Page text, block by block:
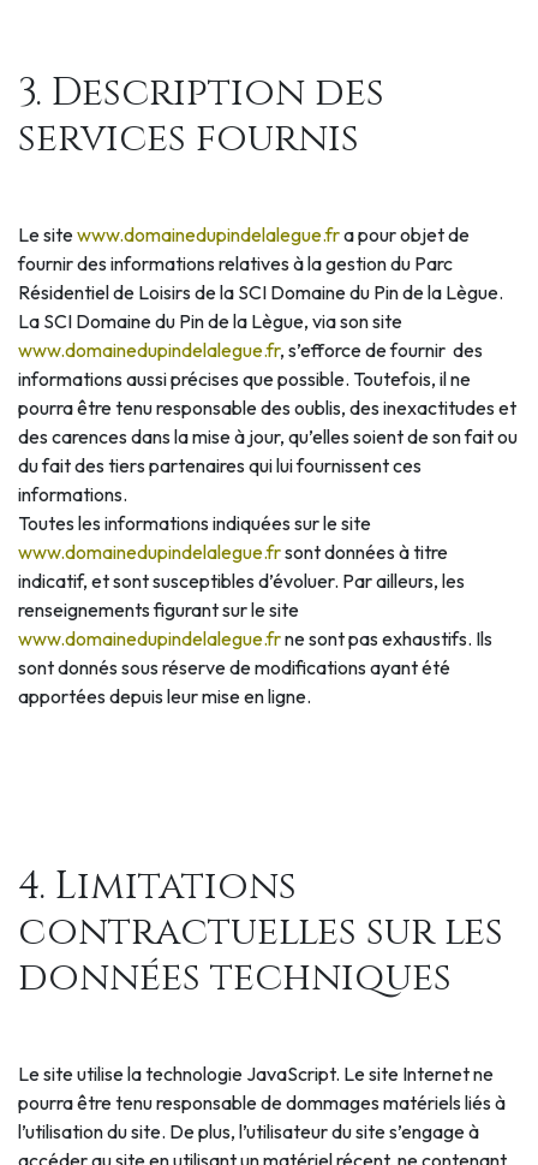
3. Description des
services fournis
Le sitewww.domainedupindelalegue.fra pour objet de
fournir des informations relatives à la gestion du Parc
Résidentiel de Loisirs de la SCI Domaine du Pin de la Lègue.
La SCI Domaine du Pin de la Lègue, via son site
www.domainedupindelalegue.fr, s’efforce de fournir des
informations aussi précises que possible. Toutefois, il ne
pourra être tenu responsable des oublis, des inexactitudes et
des carences dans la mise à jour, qu’elles soient de son fait ou
du fait des tiers partenaires qui lui fournissent ces
informations.
Toutes les informations indiquées sur le site
www.domainedupindelalegue.frsont données à titre
indicatif, et sont susceptibles d’évoluer. Par ailleurs, les
renseignements figurant sur le site
www.domainedupindelalegue.frne sont pas exhaustifs. Ils
sont donnés sous réserve de modifications ayant été
apportées depuis leur mise en ligne.
4. Limitations
contractuelles sur les
données techniques
Le site utilise la technologie JavaScript. Le site Internet ne
pourra être tenu responsable de dommages matériels liés à
l’utilisation du site. De plus, l’utilisateur du site s’engage à
accéder au site en utilisant un matériel récent, ne contenant